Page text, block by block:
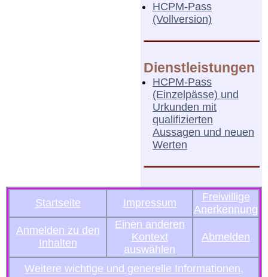
HCPM-Pass
(Vollversion)
Dienstleistungen
HCPM-Pass
(Einzelpässe) und
Urkunden mit
qualifizierten
Aussagen und neuen
Werten
Startseite Impressum
Freiwillige
Anerkennung
Anmelden zu den
Inhalten
Einen anderen
Kontext
auswählen
Abmelden
Weitere wichtige und generelle Informationen,